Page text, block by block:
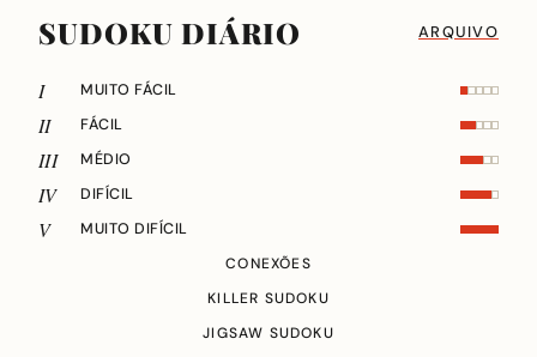
SUDOKU DIÁRIO ARQUIVO
I MUITO FÁCIL
II FÁCIL
III MÉDIO
IV DIFÍCIL
V
MUITO DIFÍCIL
CONEXÕES
KILLER SUDOKU
JIGSAW SUDOKU